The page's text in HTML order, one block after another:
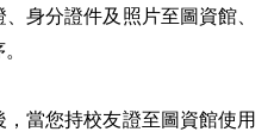
身分證件及照片至圖資館、
當您持校友證至圖資館使用